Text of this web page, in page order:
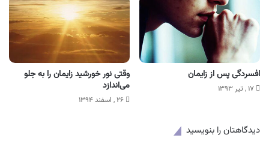
افسردگی پس از زایمان
۱۷ , تیر ۱۳۹۳
وقتی نور خورشید زایمان را به جلو
می‌اندازد
۲۶ , اسفند ۱۳۹۴
دیدگاهتان را بنویسید